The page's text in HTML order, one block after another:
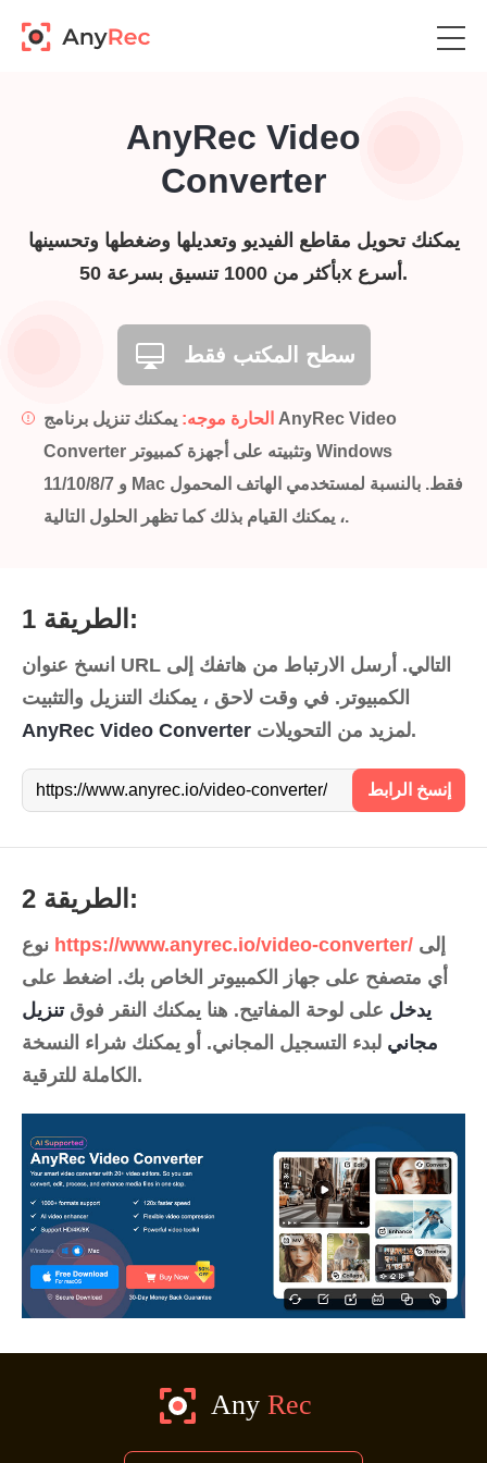
AnyRec Video
Converter
يمكنك تحويل مقاطع الفيديو وتعديلها وضغطها وتحسينها
بأكثر من 1000 تنسيق بسرعة 50x أسرع.
سطح المكتب فقط
الحارة موجه: يمكنك تنزيل برنامج AnyRec Video
Converter وتثبيته على أجهزة كمبيوتر Windows
11/10/8/7 و Mac فقط. بالنسبة لمستخدمي الهاتف المحمول
، يمكنك القيام بذلك كما تظهر الحلول التالية.
الطريقة 1:
انسخ عنوان URL التالي. أرسل الارتباط من هاتفك إلى
الكمبيوتر. في وقت لاحق ، يمكنك التنزيل والتثبيت
AnyRec Video Converter
لمزيد من التحويلات.
https://www.anyrec.io/video-converter/ إنسخ الرابط
الطريقة 2:
https://www.anyrec.io/video-converter/
أي متصفح على جهاز الكمبيوتر الخاص بك. اضغط على
يدخل على لوحة المفاتيح. هنا يمكنك النقر فوقتنزيل
مجاني لبدء التسجيل المجاني. أو يمكنك شراء النسخة
الكاملة للترقية.